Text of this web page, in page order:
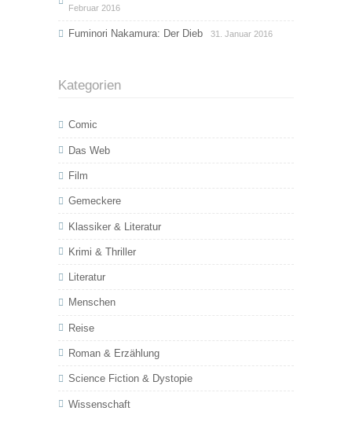
Februar 2016
Fuminori Nakamura: Der Dieb 31. Januar 2016
Kategorien
Comic
Das Web
Film
Gemeckere
Klassiker & Literatur
Krimi & Thriller
Literatur
Menschen
Reise
Roman & Erzählung
Science Fiction & Dystopie
Wissenschaft